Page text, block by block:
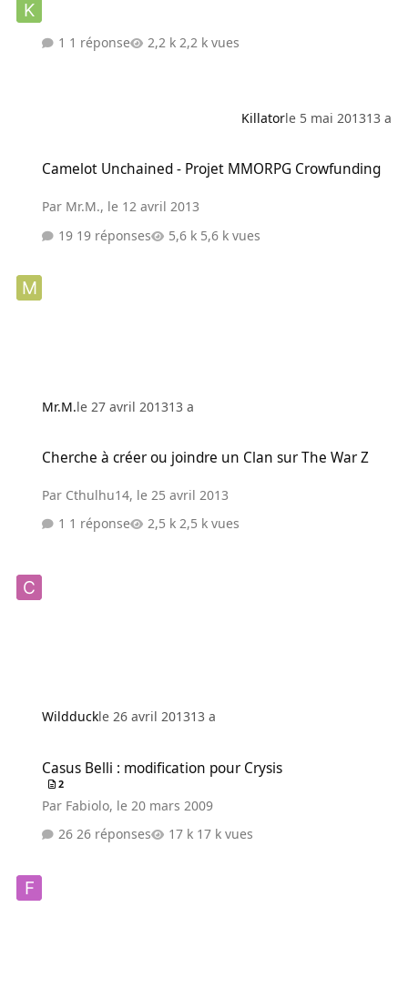
1 réponse 2,2 k vues
Killatorle 5 mai 201313 a
Camelot Unchained - Projet MMORPG Crowfunding
Par Mr.M., le 12 avril 2013
19 réponses
5,6 k vues
Mr.M.le 27 avril 201313 a
Cherche à créer ou joindre un Clan sur The War Z
Par Cthulhu14, le 25 avril 2013
1 réponse
2,5 k vues
Wildduckle 26 avril 201313 a
Casus Belli : modification pour Crysis
2
Par Fabiolo, le 20 mars 2009
26 réponses
17 k vues